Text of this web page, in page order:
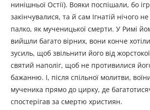
нинішньої Остії). Вояки поспішали, бо
закінчувалися, та й сам Ігнатій нічого
палко, як мученицької смерти. У Римі
вийшли багато вірних, вони конче
зусиль, щоб звільнити його від
святий наполіг, щоб не противилися
бажанню. І, після спільної молитви,
мученика прямо до цирку, де
спостерігав за смертю християн.